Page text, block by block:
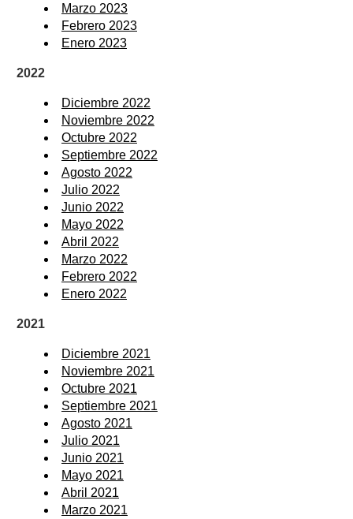
Marzo 2023
Febrero 2023
Enero 2023
2022
Diciembre 2022
Noviembre 2022
Octubre 2022
Septiembre 2022
Agosto 2022
Julio 2022
Junio 2022
Mayo 2022
Abril 2022
Marzo 2022
Febrero 2022
Enero 2022
2021
Diciembre 2021
Noviembre 2021
Octubre 2021
Septiembre 2021
Agosto 2021
Julio 2021
Junio 2021
Mayo 2021
Abril 2021
Marzo 2021